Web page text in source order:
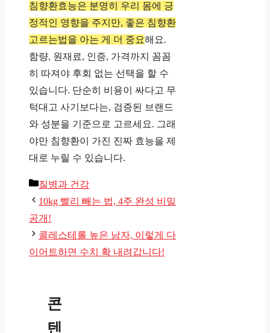
침향환효능은 분명히 우리 몸에 긍
정적인 영향을 주지만, 좋은 침향환
고르는법을 아는 게 더 중요해요.
함량, 원재료, 인증, 가격까지 꼼꼼
히 따져야 후회 없는 선택을 할 수
있습니다. 단순히 비용이 싸다고 무
턱대고 사기보다는, 검증된 브랜드
와 성분을 기준으로 고르세요. 그래
야만 침향환이 가진 진짜 효능을 제
대로 누릴 수 있습니다.
카
테
고
리
질병과 건강
10kg 빨리 빼는 법, 4주 완성 비밀
공개!
콜레스테롤 높은 남자, 이렇게 다
이어트하면 수치 확 내려갑니다!
콘
텐